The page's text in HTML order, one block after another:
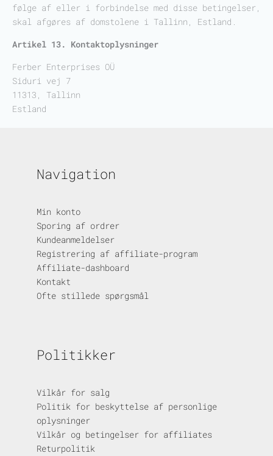
følge af eller i forbindelse med disse betingelser,
skal afgøres af domstolene i Tallinn, Estland.
Artikel 13. Kontaktoplysninger
Ferber Enterprises OÜ
Siduri vej 7
11313, Tallinn
Estland
Navigation
Min konto
Sporing af ordrer
Kundeanmeldelser
Registrering af affiliate-program
Affiliate-dashboard
Kontakt
Ofte stillede spørgsmål
Politikker
Vilkår for salg
Politik for beskyttelse af personlige
oplysninger
Vilkår og betingelser for affiliates
Returpolitik